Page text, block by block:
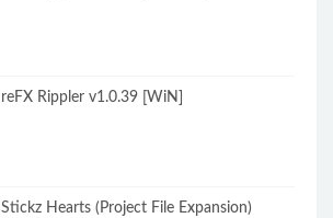
reFX Rippler v1.0.39 [WiN]
Stickz Hearts (Project File Expansion)